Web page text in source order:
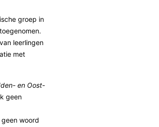
groep in
leerlingen
met
en Oost-
geen
woord